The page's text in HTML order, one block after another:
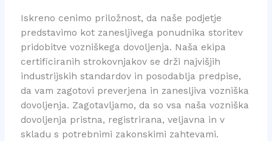
Iskreno cenimo priložnost, da naše podjetje
predstavimo kot zanesljivega ponudnika storitev
pridobitve vozniškega dovoljenja. Naša ekipa
certificiranih strokovnjakov se drži najvišjih
industrijskih standardov in posodablja predpise,
da vam zagotovi preverjena in zanesljiva vozniška
dovoljenja. Zagotavljamo, da so vsa naša vozniška
dovoljenja pristna, registrirana, veljavna in v
skladu s potrebnimi zakonskimi zahtevami.